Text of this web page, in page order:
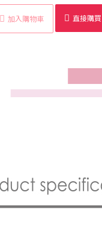
精選優惠區
專區 95折
沒有商品！
加入購物車 直接購買
隨身杯 雙層 可愛 學生
詳情 配送時間